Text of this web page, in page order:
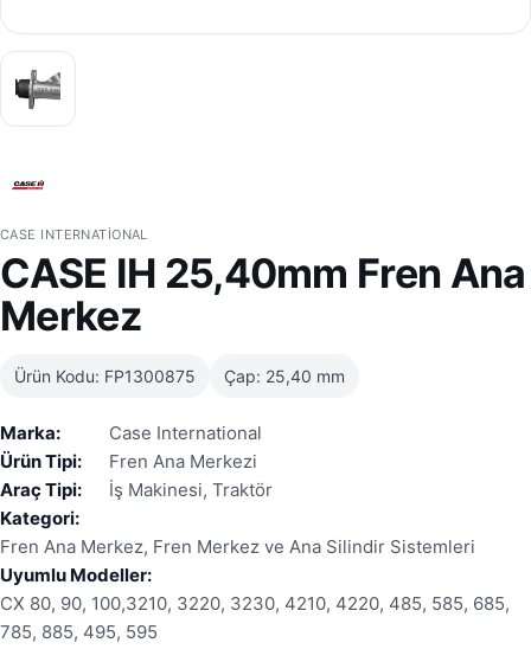
CASE INTERNATIONAL
CASE IH 25,40mm Fren Ana
Merkez
Ürün Kodu: FP1300875 Çap: 25,40 mm
Marka:
Case International
Ürün Tipi:
Fren Ana Merkezi
Araç Tipi:
İş Makinesi, Traktör
Kategori:
Fren Ana Merkez, Fren Merkez ve Ana Silindir Sistemleri
Uyumlu Modeller:
CX 80, 90, 100,3210, 3220, 3230, 4210, 4220, 485, 585, 685,
785, 885, 495, 595